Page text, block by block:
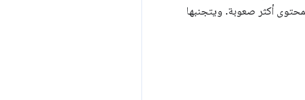
أكثر صعوبة. ويتجنبها